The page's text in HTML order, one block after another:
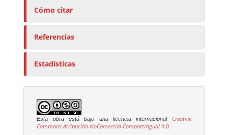
Cómo citar
Referencias
Estadísticas
Esta obra está bajo una licencia internacional
Creative
Commons Atribución-NoComercial-CompartirIgual 4.0